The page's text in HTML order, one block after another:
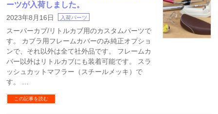
ーツが入荷しました。
2023年8月16日 入荷パーツ
スーパーカブ/リトルカブ用のカスタムパーツで
す。 カブラ用フレームカバーのみ純正オプショ
ンで、それ以外は全て社外品です。 フレームカ
バー以外はリトルカブにも装着可能です。 スラ
ッシュカットマフラー（スチールメッキ）で
す。 …
この記事を読む